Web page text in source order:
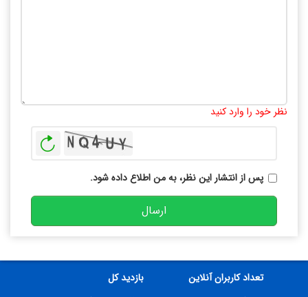
نظر خود را وارد کنید
پس از انتشار این نظر، به من اطلاع داده شود.
ارسال
تعداد کاربران آنلاین
بازدید کل